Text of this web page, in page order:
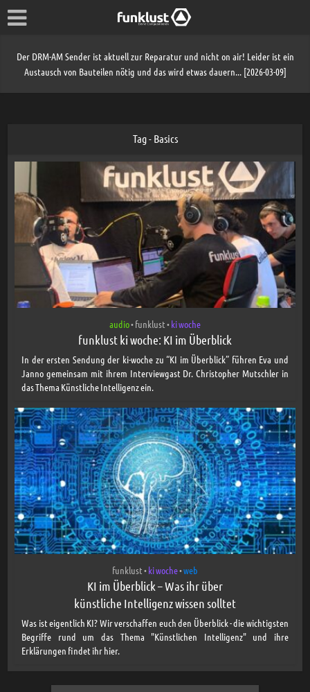
Der DRM-AM Sender ist aktuell zur Reparatur und nicht on air! Leider ist ein
Austausch von Bauteilen nötig und das wird etwas dauern... [2026-03-09]
Tag - Basics
audio•funklust•ki woche
funklust ki woche: KI im Überblick
In der ersten Sendung der ki-woche zu “KI im Überblick” führen Eva und
Janno gemeinsam mit ihrem Interviewgast Dr. Christopher Mutschler in
das Thema Künstliche Intelligenz ein.
funklust•ki woche•web
KI im Überblick – Was ihr über
künstliche Intelligenz wissen solltet
Was ist eigentlich KI? Wir verschaffen euch den Überblick - die wichtigsten
Begriffe rund um das Thema "Künstlichen Intelligenz" und ihre
Erklärungen findet ihr hier.